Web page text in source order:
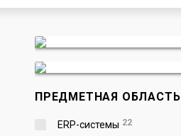
ПРЕДМЕТНАЯ ОБЛАСТЬ
ERP-системы 22